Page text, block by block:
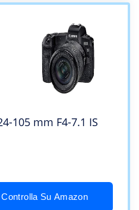
105 mm F4-7.1 IS
Controlla Su Amazon